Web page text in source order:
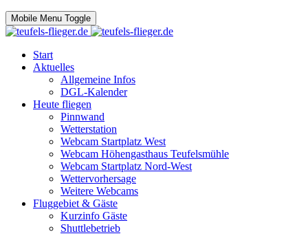
Mobile Menu Toggle
Start
Aktuelles
Allgemeine Infos
DGL-Kalender
Heute fliegen
Pinnwand
Wetterstation
Webcam Startplatz West
Webcam Höhengasthaus Teufelsmühle
Webcam Startplatz Nord-West
Wettervorhersage
Weitere Webcams
Fluggebiet & Gäste
Kurzinfo Gäste
Shuttlebetrieb